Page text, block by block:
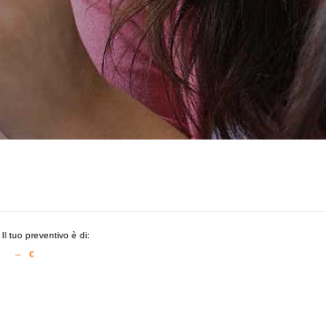
Il tuo preventivo è di:
– €